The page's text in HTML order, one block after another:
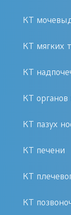
КТ
КТ мягких
КТ
КТ органов
КТ пазух
КТ печени
КТ
КТ